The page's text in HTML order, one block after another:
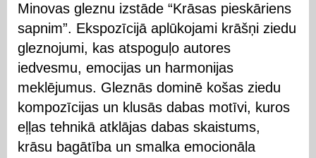
Minovas gleznu izstāde “Krāsas pieskāriens
sapnim”. Ekspozīcijā aplūkojami krāšņi ziedu
gleznojumi, kas atspoguļo autores
iedvesmu, emocijas un harmonijas
meklējumus. Gleznās dominē košas ziedu
kompozīcijas un klusās dabas motīvi, kuros
eļļas tehnikā atklājas dabas skaistums,
krāsu bagātība un smalka emocionāla